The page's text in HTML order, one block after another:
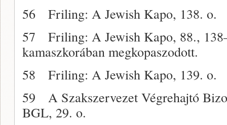
56 Friling: A Jewish Kapo, 138. o.
57 Friling: A Jewish Kapo, 88.,
kamaszkorában megkopaszodott.
58 Friling: A Jewish Kapo, 139. o.
59 A Szakszervezet Végrehajtó
BGL, 29. o.